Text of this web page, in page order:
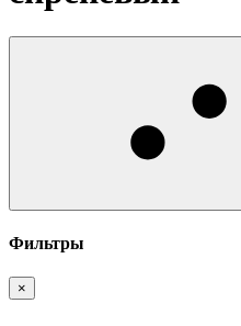
Фильтры
×